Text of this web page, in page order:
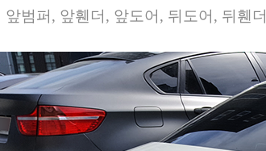
앞범퍼, 앞휀더, 앞도어, 뒤도어, 뒤휀